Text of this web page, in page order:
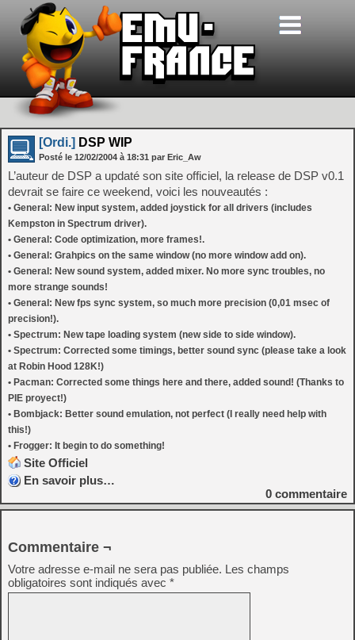
[Ordi.] DSP WIP
Posté le 12/02/2004 à 18:31 par Eric_Aw
L’auteur de DSP a updaté son site officiel, la release de DSP v0.1
devrait se faire ce weekend, voici les nouveautés :
• General: New input system, added joystick for all drivers (includes
Kempston in Spectrum driver).
• General: Code optimization, more frames!.
• General: Grahpics on the same window (no more window add on).
• General: New sound system, added mixer. No more sync troubles, no
more strange sounds!
• General: New fps sync system, so much more precision (0,01 msec of
precision!).
• Spectrum: New tape loading system (new side to side window).
• Spectrum: Corrected some timings, better sound sync (please take a look
at Robin Hood 128K!)
• Pacman: Corrected some things here and there, added sound! (Thanks to
PIE proyect!)
• Bombjack: Better sound emulation, not perfect (I really need help with
this!)
• Frogger: It begin to do something!
Site Officiel
En savoir plus…
0 commentaire
Commentaire ¬
Votre adresse e-mail ne sera pas publiée. Les champs
obligatoires sont indiqués avec *